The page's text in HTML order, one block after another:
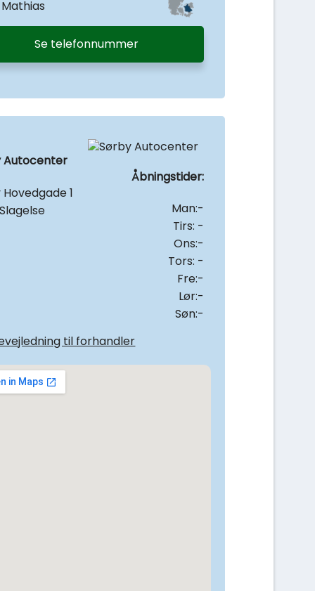
Se telefonnummer
Autocenter
1
Åbningstider:
Man:-
Tirs: -
Ons:-
Tors: -
Fre:-
Lør:-
Søn:-
til forhandler